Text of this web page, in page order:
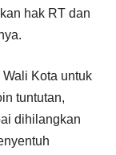
hak RT dan
Kota untuk
tuntutan,
dihilangkan